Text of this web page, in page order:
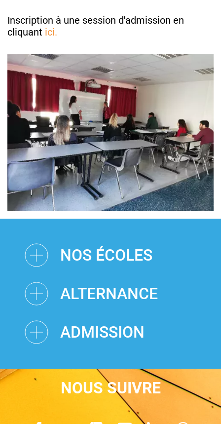
Inscription à une session d'admission en
cliquant ici.
NOS ÉCOLES
ALTERNANCE
ADMISSION
NOUS SUIVRE